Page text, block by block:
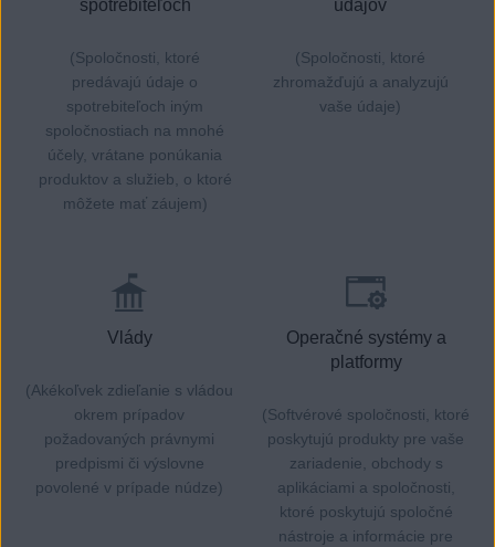
spotrebiteľoch
(Spoločnosti, ktoré
predávajú údaje o
spotrebiteľoch iným
spoločnostiach na mnohé
účely, vrátane ponúkania
produktov a služieb, o ktoré
môžete mať záujem)
údajov
(Spoločnosti, ktoré
zhromažďujú a analyzujú
vaše údaje)
Vlády
(Akékoľvek zdieľanie s vládou
okrem prípadov
požadovaných právnymi
predpismi či výslovne
povolené v prípade núdze)
Operačné systémy a
platformy
(Softvérové spoločnosti, ktoré
poskytujú produkty pre vaše
zariadenie, obchody s
aplikáciami a spoločnosti,
ktoré poskytujú spoločné
nástroje a informácie pre